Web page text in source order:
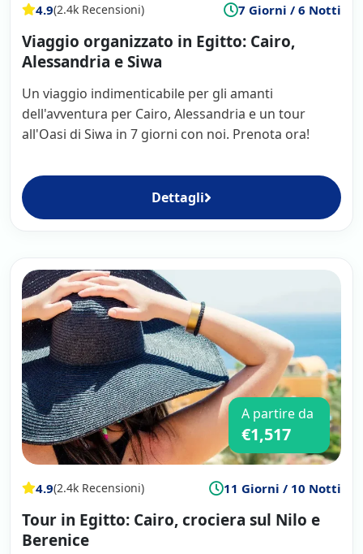
4.9(2.4k Recensioni) 7 Giorni / 6 Notti
Viaggio organizzato in Egitto: Cairo,
Alessandria e Siwa
Un viaggio indimenticabile per gli amanti
dell'avventura per Cairo, Alessandria e un tour
all'Oasi di Siwa in 7 giorni con noi. Prenota ora!
Dettagli
A partire da
€1,517
4.9(2.4k Recensioni) 11 Giorni / 10 Notti
Tour in Egitto: Cairo, crociera sul Nilo e
Berenice